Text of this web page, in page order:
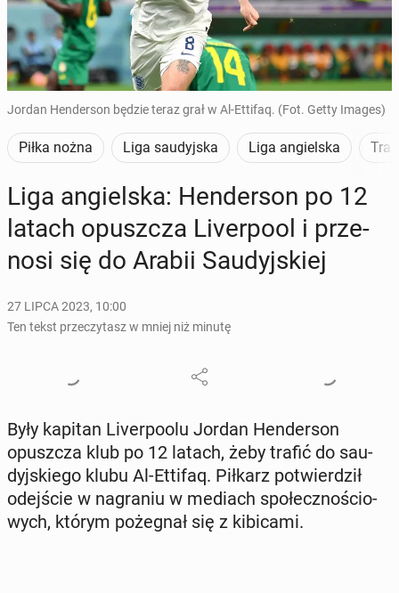
Jordan Henderson będzie teraz grał w Al-Ettifaq. (Fot. Getty Images)
Piłka nożna Liga saudyjska Liga angielska
Liga an­giel­ska: Hen­der­son po 12
latach opusz­cza Li­ver­po­ol i prze­
no­si się do Arabii Sau­dyj­skiej
27 LIPCA 2023, 10:00
Ten tekst przeczytasz w mniej niż minutę
Były kapitan Li­ver­po­olu Jordan Hen­der­son
opusz­cza klub po 12 latach, żeby trafić do sau­
dyj­skie­go klubu Al-Ettifaq. Piłkarz po­twier­dził
odej­ście w na­gra­niu w mediach spo­łecz­no­ścio­
wych, którym po­że­gnał się z ki­bi­ca­mi.